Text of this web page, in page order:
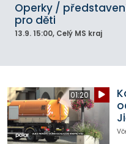
Operky /
pro děti
13.9. 15:00, Celý MS kraj
01:20